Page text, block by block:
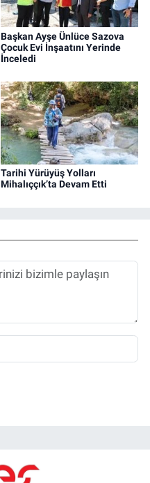
Başkan Ayşe Ünlüce Sazova
Çocuk Evi İnşaatını Yerinde
İnceledi
Tarihi Yürüyüş Yolları
Mihalıççık’ta Devam Etti